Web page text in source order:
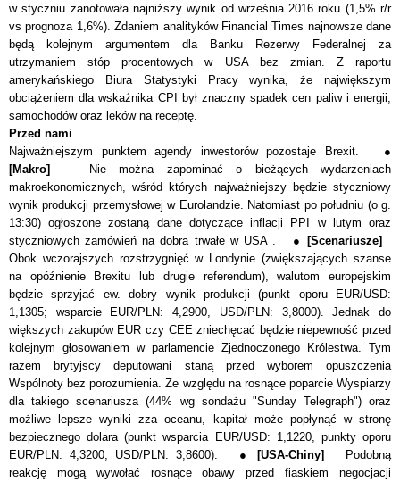
w styczniu zanotowała najniższy wynik od września 2016 roku (1,5% r/r
vs prognoza 1,6%). Zdaniem analityków Financial Times najnowsze dane
będą kolejnym argumentem dla Banku Rezerwy Federalnej za
utrzymaniem stóp procentowych w USA bez zmian. Z raportu
amerykańskiego Biura Statystyki Pracy wynika, że największym
obciążeniem dla wskaźnika CPI był znaczny spadek cen paliw i energii,
samochodów oraz leków na receptę.
Przed nami
Najważniejszym punktem agendy inwestorów pozostaje Brexit. ●
[Makro] Nie można zapominać o bieżących wydarzeniach
makroekonomicznych, wśród których najważniejszy będzie styczniowy
wynik produkcji przemysłowej w Eurolandzie. Natomiast po południu (o g.
13:30) ogłoszone zostaną dane dotyczące inflacji PPI w lutym oraz
styczniowych zamówień na dobra trwałe w USA . ● [Scenariusze]
Obok wczorajszych rozstrzygnięć w Londynie (zwiększających szanse
na opóźnienie Brexitu lub drugie referendum), walutom europejskim
będzie sprzyjać ew. dobry wynik produkcji (punkt oporu EUR/USD:
1,1305; wsparcie EUR/PLN: 4,2900, USD/PLN: 3,8000). Jednak do
większych zakupów EUR czy CEE zniechęcać będzie niepewność przed
kolejnym głosowaniem w parlamencie Zjednoczonego Królestwa. Tym
razem brytyjscy deputowani staną przed wyborem opuszczenia
Wspólnoty bez porozumienia. Ze względu na rosnące poparcie Wyspiarzy
dla takiego scenariusza (44% wg sondażu "Sunday Telegraph") oraz
możliwe lepsze wyniki zza oceanu, kapitał może popłynąć w stronę
bezpiecznego dolara (punkt wsparcia EUR/USD: 1,1220, punkty oporu
EUR/PLN: 4,3200, USD/PLN: 3,8600). ● [USA-Chiny] Podobną
reakcję mogą wywołać rosnące obawy przed fiaskiem negocjacji